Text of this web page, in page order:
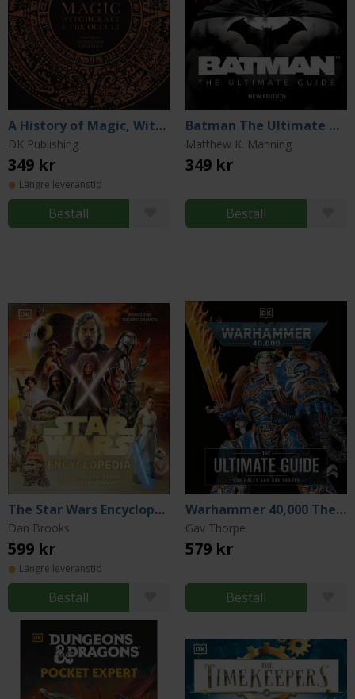
A History of Magic, Witchcraft and the Occult
DK Publishing
349 kr
Längre leveranstid
Beställ
Batman The Ultimate Guide New Edition
Matthew K. Manning
349 kr
Beställ
The Star Wars Encyclopedia: The Comprehensive Guide to the Star Wars Galaxy
Dan Brooks
599 kr
Längre leveranstid
Beställ
Warhammer 40,000 The Ultimate Guide
Gav Thorpe
579 kr
Beställ